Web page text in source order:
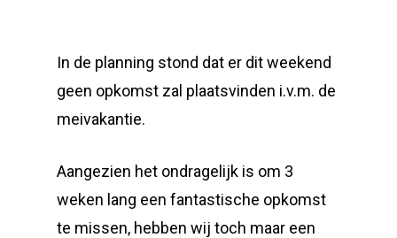
In de planning stond dat er dit weekend
geen opkomst zal plaatsvinden i.v.m. de
meivakantie.
Aangezien het ondragelijk is om 3
weken lang een fantastische opkomst
te missen, hebben wij toch maar een